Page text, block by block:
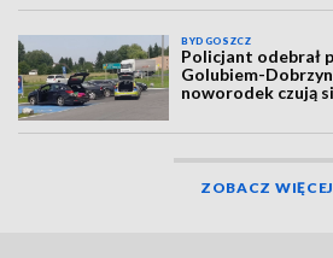
BYDGOSZCZ
Policjant odebrał
Golubiem-
noworodek czują
ZOBACZ WIĘCEJ